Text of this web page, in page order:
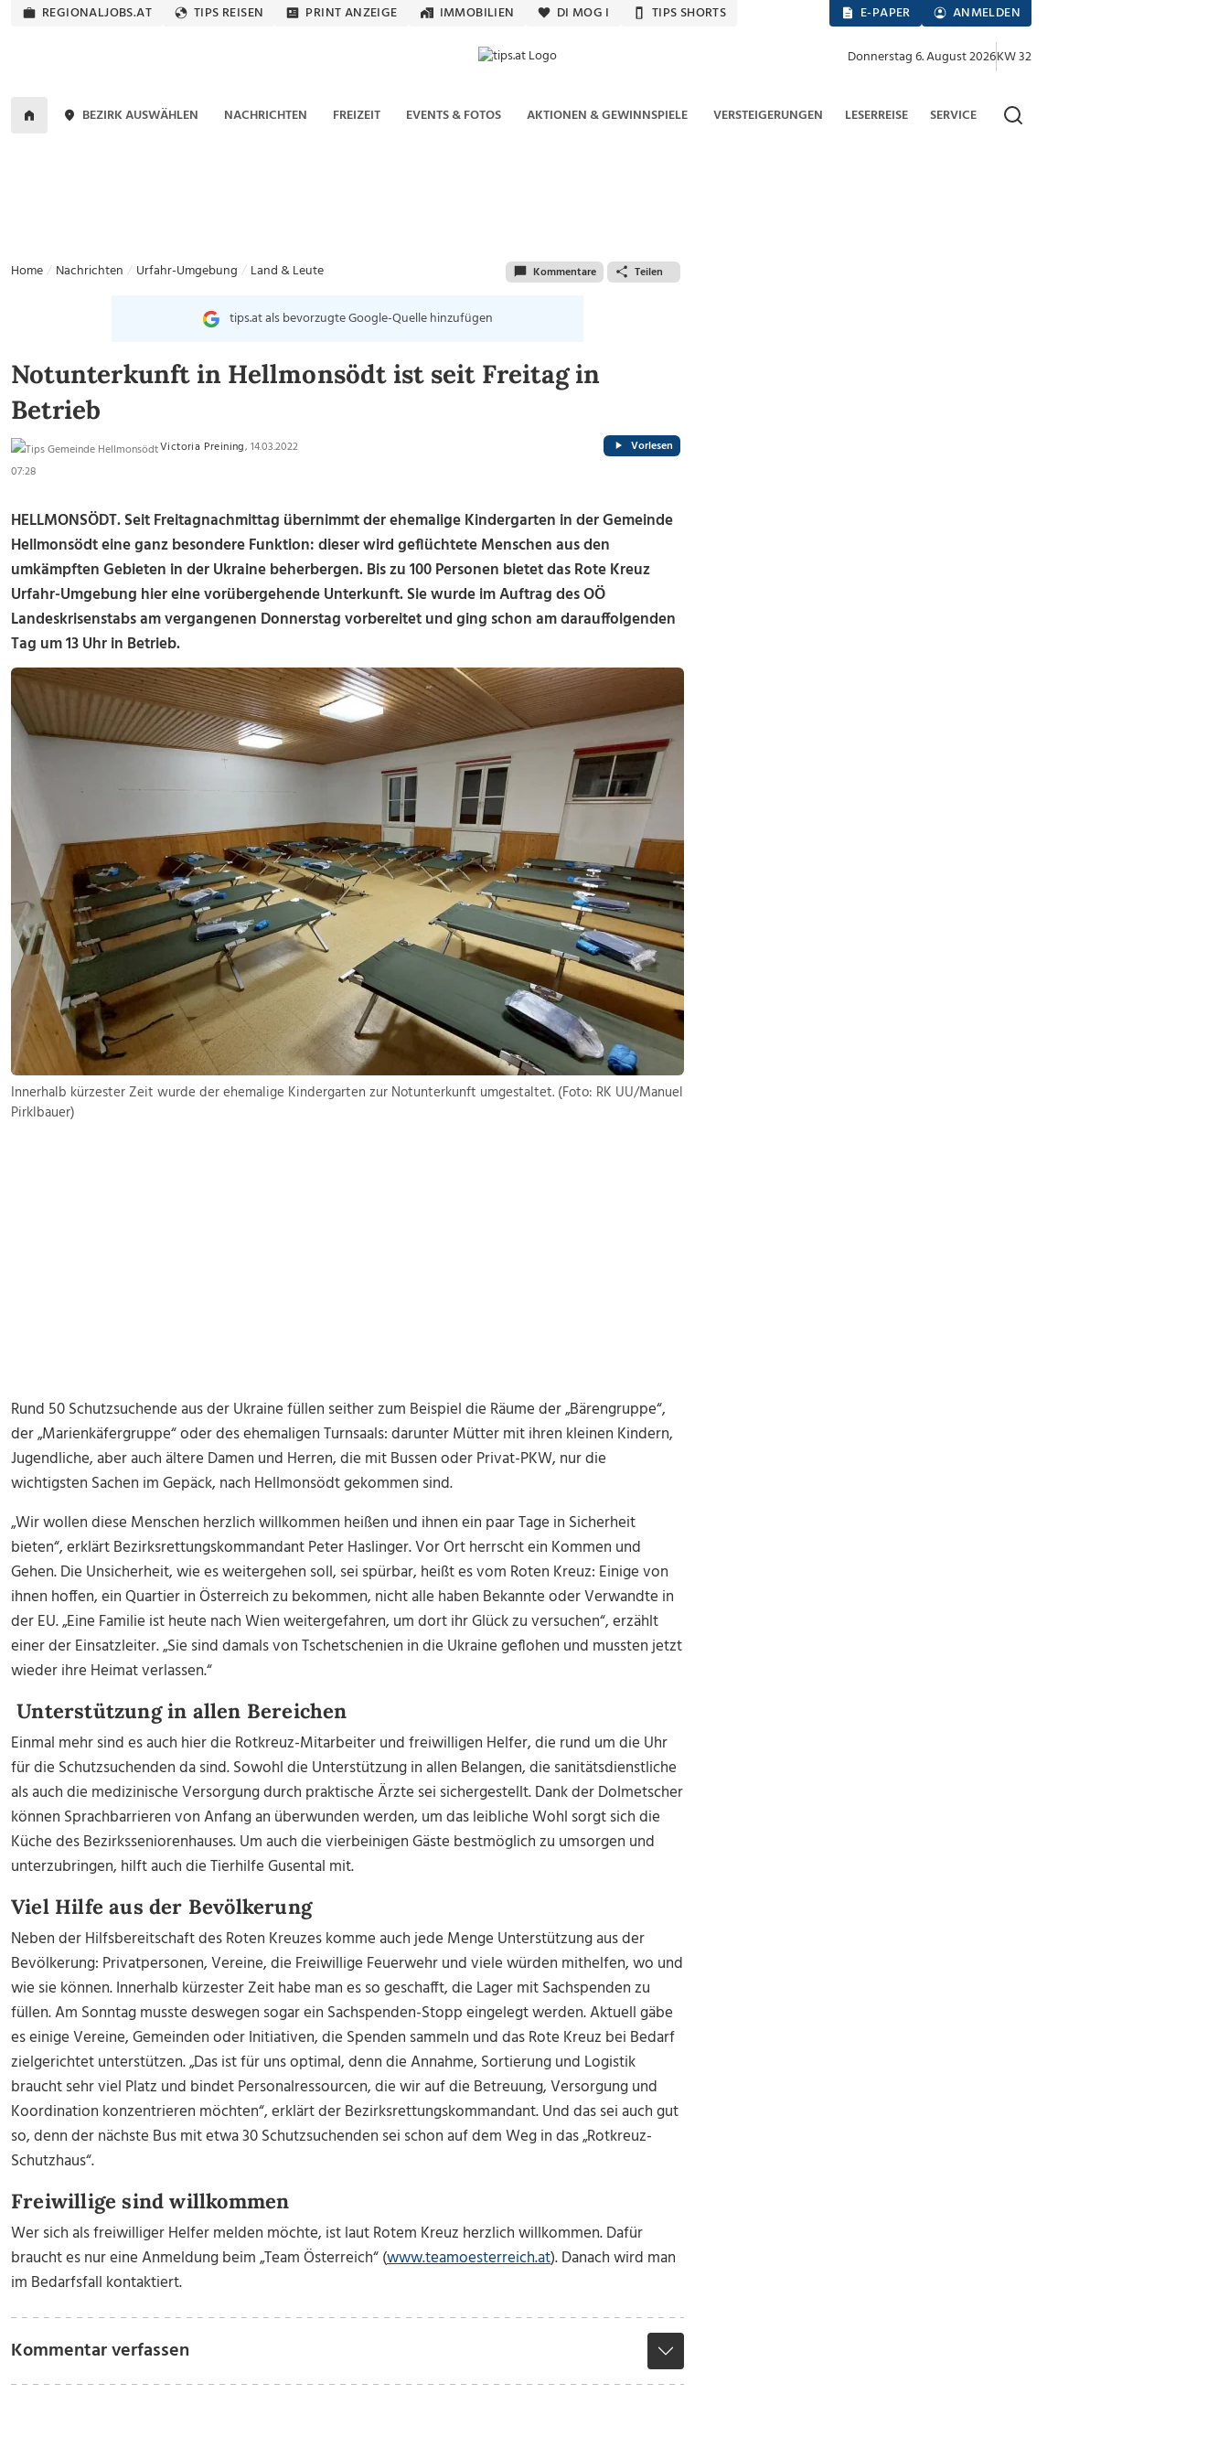
REGIONALJOBS.AT TIPS REISEN PRINT ANZEIGE IMMOBILIEN DI MOG I TIPS SHORTS E-PAPER ANMELDEN
Donnerstag 6. August 2026KW 32
BEZIRK AUSWÄHLEN NACHRICHTEN FREIZEIT EVENTS & FOTOS AKTIONEN & GEWINNSPIELE VERSTEIGERUNGEN LESERREISE SERVICE
Home Nachrichten Urfahr-Umgebung Land & Leute Kommentare Teilen
tips.at als bevorzugte Google-Quelle hinzufügen
Notunterkunft in Hellmonsödt ist seit Freitag in
Betrieb
Victoria Preining, 14.03.2022
07:28
Vorlesen
HELLMONSÖDT. Seit Freitagnachmittag übernimmt der ehemalige Kindergarten in der Gemeinde
Hellmonsödt eine ganz besondere Funktion: dieser wird geflüchtete Menschen aus den
umkämpften Gebieten in der Ukraine beherbergen. Bis zu 100 Personen bietet das Rote Kreuz
Urfahr-Umgebung hier eine vorübergehende Unterkunft. Sie wurde im Auftrag des OÖ
Landeskrisenstabs am vergangenen Donnerstag vorbereitet und ging schon am darauffolgenden
Tag um 13 Uhr in Betrieb.
Innerhalb kürzester Zeit wurde der ehemalige Kindergarten zur Notunterkunft umgestaltet. (Foto: RK UU/Manuel
Pirklbauer)
Rund 50 Schutzsuchende aus der Ukraine füllen seither zum Beispiel die Räume der „Bärengruppe“,
der „Marienkäfergruppe“ oder des ehemaligen Turnsaals: darunter Mütter mit ihren kleinen Kindern,
Jugendliche, aber auch ältere Damen und Herren, die mit Bussen oder Privat-PKW, nur die
wichtigsten Sachen im Gepäck, nach Hellmonsödt gekommen sind.
„Wir wollen diese Menschen herzlich willkommen heißen und ihnen ein paar Tage in Sicherheit
bieten“, erklärt Bezirksrettungskommandant Peter Haslinger. Vor Ort herrscht ein Kommen und
Gehen. Die Unsicherheit, wie es weitergehen soll, sei spürbar, heißt es vom Roten Kreuz: Einige von
ihnen hoffen, ein Quartier in Österreich zu bekommen, nicht alle haben Bekannte oder Verwandte in
der EU. „Eine Familie ist heute nach Wien weitergefahren, um dort ihr Glück zu versuchen“, erzählt
einer der Einsatzleiter. „Sie sind damals von Tschetschenien in die Ukraine geflohen und mussten jetzt
wieder ihre Heimat verlassen.“
Unterstützung in allen Bereichen
Einmal mehr sind es auch hier die Rotkreuz-Mitarbeiter und freiwilligen Helfer, die rund um die Uhr
für die Schutzsuchenden da sind. Sowohl die Unterstützung in allen Belangen, die sanitätsdienstliche
als auch die medizinische Versorgung durch praktische Ärzte sei sichergestellt. Dank der Dolmetscher
können Sprachbarrieren von Anfang an überwunden werden, um das leibliche Wohl sorgt sich die
Küche des Bezirksseniorenhauses. Um auch die vierbeinigen Gäste bestmöglich zu umsorgen und
unterzubringen, hilft auch die Tierhilfe Gusental mit.
Viel Hilfe aus der Bevölkerung
Neben der Hilfsbereitschaft des Roten Kreuzes komme auch jede Menge Unterstützung aus der
Bevölkerung: Privatpersonen, Vereine, die Freiwillige Feuerwehr und viele würden mithelfen, wo und
wie sie können. Innerhalb kürzester Zeit habe man es so geschafft, die Lager mit Sachspenden zu
füllen. Am Sonntag musste deswegen sogar ein Sachspenden-Stopp eingelegt werden. Aktuell gäbe
es einige Vereine, Gemeinden oder Initiativen, die Spenden sammeln und das Rote Kreuz bei Bedarf
zielgerichtet unterstützen. „Das ist für uns optimal, denn die Annahme, Sortierung und Logistik
braucht sehr viel Platz und bindet Personalressourcen, die wir auf die Betreuung, Versorgung und
Koordination konzentrieren möchten“, erklärt der Bezirksrettungskommandant. Und das sei auch gut
so, denn der nächste Bus mit etwa 30 Schutzsuchenden sei schon auf dem Weg in das „Rotkreuz-
Schutzhaus“.
Freiwillige sind willkommen
Wer sich als freiwilliger Helfer melden möchte, ist laut Rotem Kreuz herzlich willkommen. Dafür
braucht es nur eine Anmeldung beim „Team Österreich“ (www.teamoesterreich.at). Danach wird man
im Bedarfsfall kontaktiert.
Kommentar verfassen